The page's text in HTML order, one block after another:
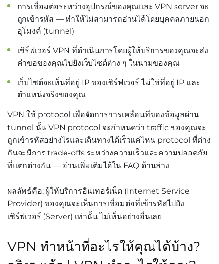
การเชื่อมต่อระหว่างอุปกรณ์ของคุณและ VPN server จะ
ถูกเข้ารหัส — ทำให้ไม่สามารถอ่านได้โดยบุคคลภายนอก
อุโมงค์ (tunnel)
เซิร์ฟเวอร์ VPN ที่ดำเนินการโดยผู้ให้บริการของคุณจะส่ง
คำขอของคุณไปยังเว็บไซต์ต่าง ๆ ในนามของคุณ
เว็บไซต์จะเห็นที่อยู่ IP ของเซิร์ฟเวอร์ ไม่ใช่ที่อยู่ IP และ
ตำแหน่งจริงของคุณ
VPN ใช้ protocol เพื่อจัดการการเคลื่อนที่ของข้อมูลผ่าน
tunnel นั้น VPN protocol จะกำหนดว่า traffic ของคุณจะ
ถูกเข้ารหัสอย่างไรและเดินทางได้เร็วแค่ไหน protocol ที่ต่าง
กันจะมีการ trade-offs ระหว่างความเร็วและความปลอดภัย
ที่แตกต่างกัน — อ่านเพิ่มเติมได้ใน FAQ ด้านล่าง
ผลลัพธ์คือ: ผู้ให้บริการอินเทอร์เน็ต (Internet Service
Provider) ของคุณจะเห็นการเชื่อมต่อที่เข้ารหัสไปยัง
เซิร์ฟเวอร์ (Server) เท่านั้น ไม่เห็นอย่างอื่นเลย
VPN ทำหน้าที่อะไรให้คุณได้บ้าง?